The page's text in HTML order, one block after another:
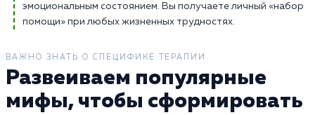
эмоциональным состоянием. Вы получаете личный «набор
помощи» при любых жизненных трудностях.
ВАЖНО ЗНАТЬ О СПЕЦИФИКЕ ТЕРАПИИ
Развеиваем популярные
мифы, чтобы сформировать